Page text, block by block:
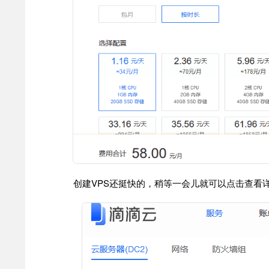
创建VPS还挺快的，稍等一会儿就可以点击查看